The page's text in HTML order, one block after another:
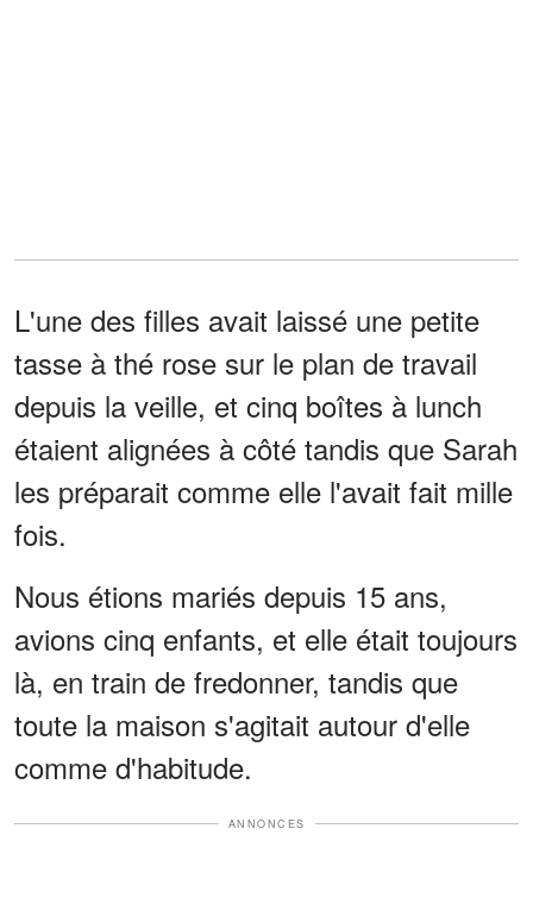
L'une des filles avait laissé une petite
tasse à thé rose sur le plan de travail
depuis la veille, et cinq boîtes à lunch
étaient alignées à côté tandis que Sarah
les préparait comme elle l'avait fait mille
fois.
Nous étions mariés depuis 15 ans,
avions cinq enfants, et elle était toujours
là, en train de fredonner, tandis que
toute la maison s'agitait autour d'elle
comme d'habitude.
ANNONCES